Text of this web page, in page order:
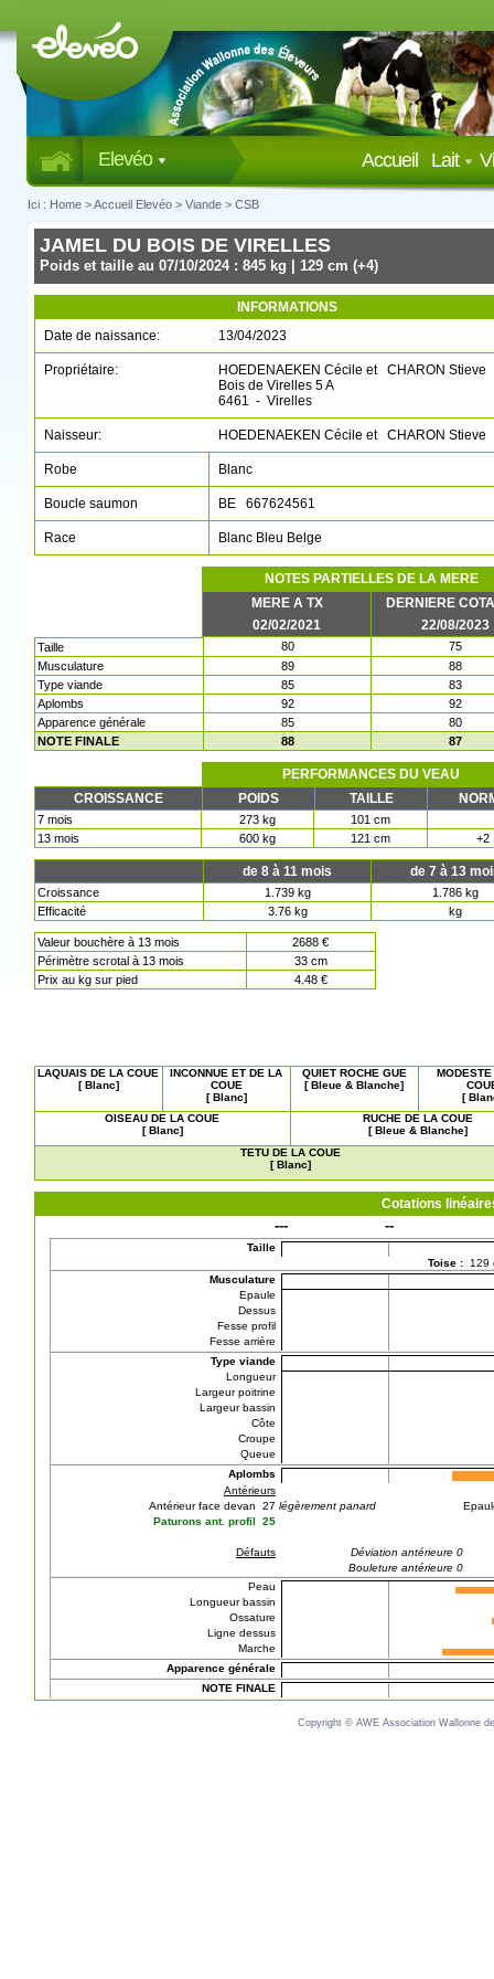
Elevéo Lait
Accueil
Ici : Home >Accueil Elevéo > Viande > CSB
JAMEL DU BOIS DE VIRELLES
Poids et taille au 07/10/2024 : 845 kg | 129 cm (+4)
INFORMATIONS
Date de naissance:
13/04/2023
Propriétaire:
HOEDENAEKEN Cécile et CHARON Stieve
Bois de Virelles 5 A
6461 - Virelles
Naisseur: HOEDENAEKEN Cécile et CHARON Stieve
Robe Blanc
Boucle saumon BE 667624561
Race Blanc Bleu Belge
NOTES PARTIELLES DE LA MERE
MERE A TX
02/02/2021
DERNIERE
22/08/2023
Taille 80
75
Musculature
89
88
Type viande
85
83
Aplombs
92
92
Apparence générale
85
80
NOTE FINALE
88 87
PERFORMANCES DU VEAU
CROISSANCE
POIDS TAILLE
7 mois 273 kg
101 cm
13 mois
600 kg 121 cm +2
de 8 à 11 mois de 7 à 13
Croissance 1.739 kg
1.786 kg
Efficacité
3.76 kg kg
Valeur bouchère à 13 mois
2688 €
Périmètre scrotal à 13 mois
33 cm
Prix au kg sur pied
4.48 €
LAQUAIS DE LA COUE
[ Blanc]
INCONNUE ET DE LA
COUE
[ Blanc]
QUIET ROCHE GUE
[ Bleue & Blanche]
[
OISEAU DE LA COUE
[ Blanc]
RUCHE DE LA COUE
[ Bleue & Blanche]
TETU DE LA COUE
[ Blanc]
Cotations
--- --
Taille
Toise : 129
Musculature
Epaule
Dessus
Fesse profil
Fesse arrière
Type viande
Longueur
Largeur poitrine
Largeur bassin
Côte
Croupe
Queue
Aplombs
Antérieurs
Antérieur face devan 27
Paturons ant. profil 25
Défauts
légèrement panard
Déviation antérieure 0
Bouleture antérieure 0
Peau
Longueur bassin
Ossature
Ligne dessus
Marche
Apparence générale
NOTE FINALE
Copyright © AWE Association Wallonne